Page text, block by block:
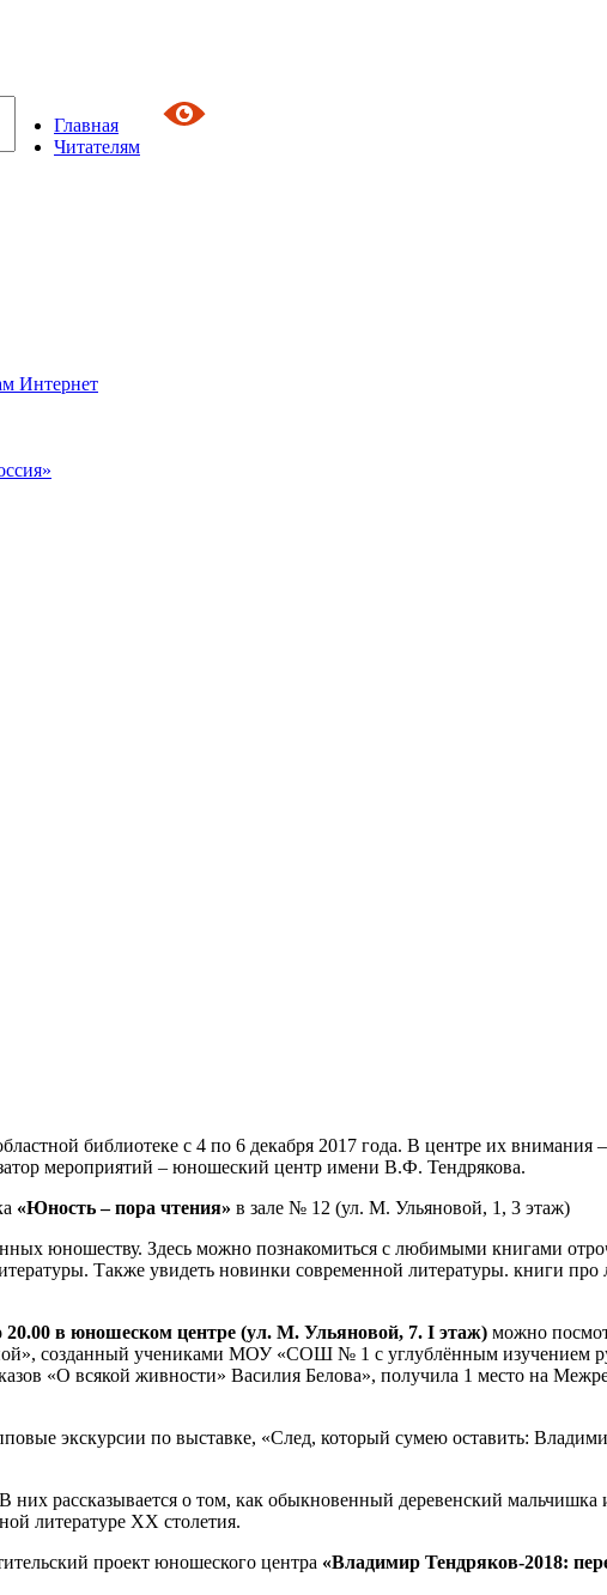
Главная
Читателям
Интернет
библиотеке с 4 по 6 декабря 2017 года. В центре их
мероприятий – юношеский центр имени В.Ф. Тендрякова.
«Юность – пора чтения» в зале № 12 (ул. М. Ульяновой, 1, 3 этаж)
юношеству. Здесь можно познакомиться с любимыми книгами
Также увидеть новинки современной литературы. книги
20.00 в юношеском центре (ул. М. Ульяновой, 7. I этаж) можно
созданный учениками МОУ «СОШ № 1 с углублённым изучением
«О всякой живности» Василия Белова», получила 1 место на
экскурсии по выставке, «След, который сумею оставить:
рассказывается о том, как обыкновенный деревенский мальчишка
литературе XX столетия.
проект юношеского центра «Владимир Тендряков-2018: